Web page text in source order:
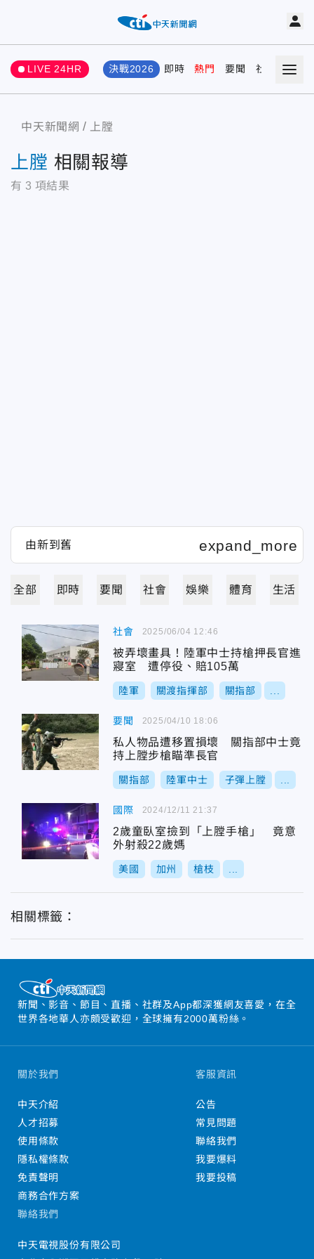
LIVE 24HR 決戰2026 即時 熱門 要聞 社會 娛樂
中天新聞網 上膛
上膛 相關報導
有 3 項結果
全部 即時 要聞 社會 娛樂 體育 生活
社會
被弄壞畫具！陸軍中士持槍押長官進
寢室 遭停役、賠105萬
陸軍 關渡指揮部 關指部
2025/06/04 12:46
要聞
私人物品遭移置損壞 關指部中士竟
持上膛步槍瞄準長官
關指部 陸軍中士 子彈上膛
2025/04/10 18:06
國際
2歲童臥室撿到「上膛手槍」 竟意
外射殺22歲媽
美國 加州 槍枝
2024/12/11 21:37
相關標籤：
新聞、影音、節目、直播、社群及App都深獲網友喜愛，在全
世界各地華人亦頗受歡迎，全球擁有2000萬粉絲。
關於我們
中天介紹
人才招募
使用條款
隱私權條款
免責聲明
商務合作方案
客服資訊
公告
常見問題
聯絡我們
我要爆料
我要投稿
聯絡我們
中天電視股份有限公司